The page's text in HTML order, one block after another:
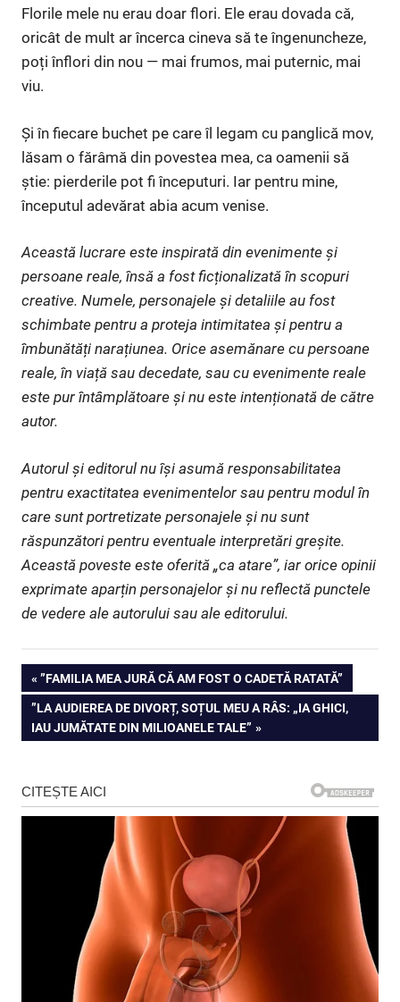
Florile mele nu erau doar flori. Ele erau dovada că,
oricât de mult ar încerca cineva să te îngenuncheze,
poți înflori din nou — mai frumos, mai puternic, mai
viu.
Și în fiecare buchet pe care îl legam cu panglică mov,
lăsam o fărâmă din povestea mea, ca oamenii să
știe: pierderile pot fi începuturi. Iar pentru mine,
începutul adevărat abia acum venise.
Această lucrare este inspirată din evenimente și
persoane reale, însă a fost ficționalizată în scopuri
creative. Numele, personajele și detaliile au fost
schimbate pentru a proteja intimitatea și pentru a
îmbunătăți narațiunea. Orice asemănare cu persoane
reale, în viață sau decedate, sau cu evenimente reale
este pur întâmplătoare și nu este intenționată de către
autor.
Autorul și editorul nu își asumă responsabilitatea
pentru exactitatea evenimentelor sau pentru modul în
care sunt portretizate personajele și nu sunt
răspunzători pentru eventuale interpretări greșite.
Această poveste este oferită „ca atare”, iar orice opinii
exprimate aparțin personajelor și nu reflectă punctele
de vedere ale autorului sau ale editorului.
Navigare
în
articole
PREVIOUS
POST:
”FAMILIA MEA JURĂ CĂ AM FOST O CADETĂ RATATĂ”
NEXT
POST:
”LA AUDIEREA DE DIVORȚ, SOȚUL MEU A RÂS: „IA GHICI,
IAU JUMĂTATE DIN MILIOANELE TALE”